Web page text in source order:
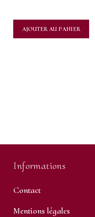
AJOUTER AU PANIER
Informations
Contact
Mentions légales